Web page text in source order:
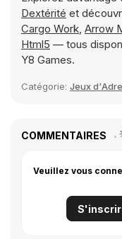
Dextérité et
Cargo Work, Arrow
Html5 — tous
Y8 Games.
Catégorie: Jeux
COMMENTAIRES
Veuillez vous